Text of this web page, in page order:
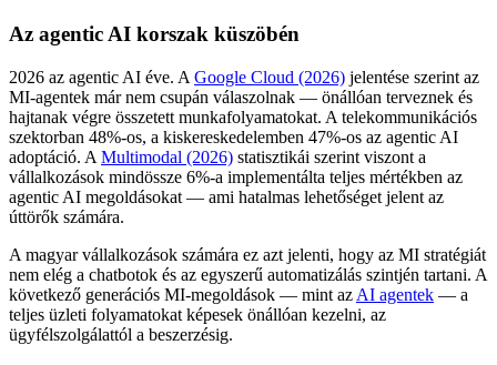
Az agentic AI korszak küszöbén
2026 az agentic AI éve. A Google Cloud (2026) jelentése szerint az
MI-agentek már nem csupán válaszolnak — önállóan terveznek és
hajtanak végre összetett munkafolyamatokat. A telekommunikációs
szektorban 48%-os, a kiskereskedelemben 47%-os az agentic AI
adoptáció. A Multimodal (2026) statisztikái szerint viszont a
vállalkozások mindössze 6%-a implementálta teljes mértékben az
agentic AI megoldásokat — ami hatalmas lehetőséget jelent az
úttörők számára.
A magyar vállalkozások számára ez azt jelenti, hogy az MI stratégiát
nem elég a chatbotok és az egyszerű automatizálás szintjén tartani. A
következő generációs MI-megoldások — mint az AI agentek — a
teljes üzleti folyamatokat képesek önállóan kezelni, az
ügyfélszolgálattól a beszerzésig.